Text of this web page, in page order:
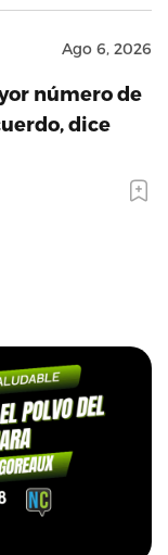
Ago 6, 2026
número de
dice